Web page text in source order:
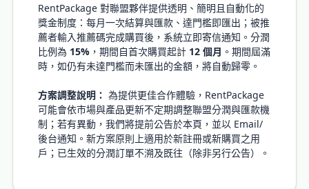
RentPackage 對聯盟夥伴提供透明、簡明且自動化的
獎金制度：每月一次結算與匯款、達門檻即匯出；被推
薦者輸入推薦碼完成購買後，系統立即寄信通知。分潤
比例為 15%，期間自首次購買起計 12 個月 。期間屆滿
時，如仍有未達門檻而未匯出的金額，將自動歸零。
方案調整說明： 為提供更佳合作體驗，RentPackage
可能會依市場與產品更新不定期調整聯盟分潤與匯款機
制；若有異動，我們將提前公告於本頁，並以 Email/
後台通知。新方案原則上適用於新註冊或新購買之用
戶；已生效的分潤訂單不溯及既往（除非另行公告）。